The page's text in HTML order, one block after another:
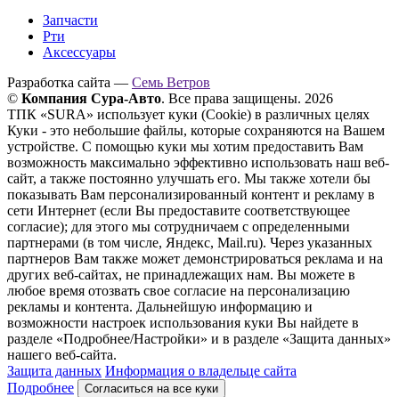
Запчасти
Рти
Аксессуары
Разработка сайта — Семь Ветров
© Компания Сура-Авто. Все права защищены. 2026
ТПК «SURA» использует куки (Cookie) в различных целях
Куки - это небольшие файлы, которые сохраняются на Вашем
устройстве. С помощью куки мы хотим предоставить Вам
возможность максимально эффективно использовать наш веб-
сайт, а также постоянно улучшать его. Мы также хотели бы
показывать Вам персонализированный контент и рекламу в
сети Интернет (если Вы предоставите соответствующее
согласие); для этого мы сотрудничаем с определенными
партнерами (в том числе, Яндекс, Mail.ru). Через указанных
партнеров Вам также может демонстрироваться реклама и на
других веб-сайтах, не принадлежащих нам. Вы можете в
любое время отозвать свое согласие на персонализацию
рекламы и контента. Дальнейшую информацию и
возможности настроек использования куки Вы найдете в
разделе «Подробнее/Настройки» и в разделе «Защита данных»
нашего веб-сайта.
Защита данных Информация о владельце сайта
Подробнее
Согласиться на все куки